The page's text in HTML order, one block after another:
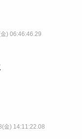
) 06:46:46.29
金) 14:11:22.08